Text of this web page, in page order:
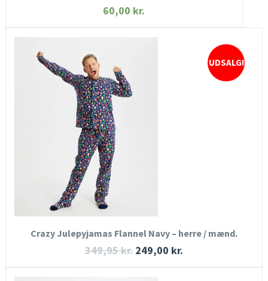
60,00 kr.
UDSALG!
HURTIGT KIG
Crazy Julepyjamas Flannel Navy – herre / mænd.
349,95kr. 249,00 kr.